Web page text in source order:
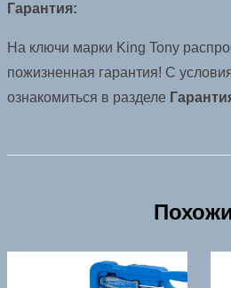
Гарантия:
На ключи марки King Tony
пожизненная гарантия! С
ознакомиться в разделе